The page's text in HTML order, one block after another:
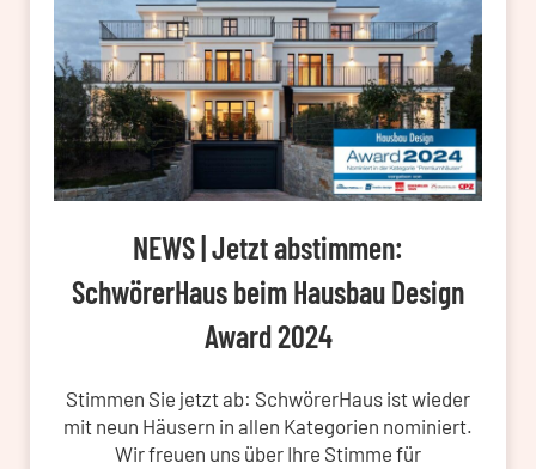
NEWS | Jetzt abstimmen:
SchwörerHaus beim Hausbau Design
Award 2024
Stimmen Sie jetzt ab: SchwörerHaus ist wieder
mit neun Häusern in allen Kategorien nominiert.
Wir freuen uns über Ihre Stimme für